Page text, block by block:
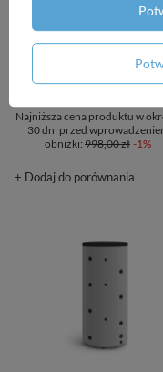
Zbiornik buforowy
wiszący Galmet
996,00 zł / szt.
Najniższa cena produktu w
30 dni przed
obniżki: 998,00 zł -1%
+ Dodaj do porównania